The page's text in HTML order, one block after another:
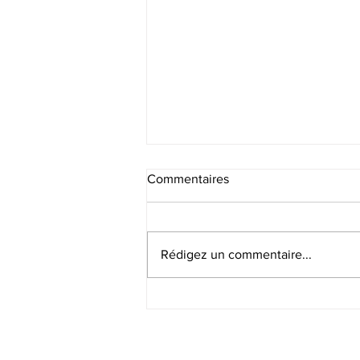
Recrutement SF
Commentaires
Rédigez un commentaire...